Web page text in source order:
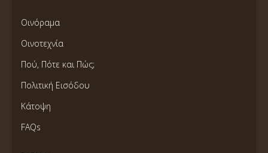
Οινόραμα
Οινοτεχνία
Πού, Πότε και Πώς;
Πολιτική Εισόδου
Κάτοψη
FAQs